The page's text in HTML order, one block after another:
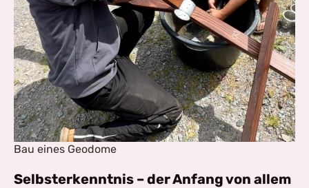
Bau eines Geodome
Selbsterkenntnis – der Anfang von allem